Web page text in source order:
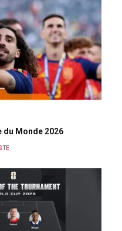
du Monde 2026